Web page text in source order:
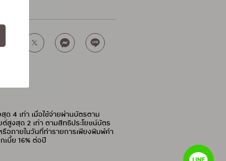
4 เท่า เมื่อใช้จ่ายผ่านบัตรตาม
สูงสุด 2 เท่า ตามสิทธิประโยชน์บัตร
อภายในวันที่ทำรายการเพียงพิมพ์คำ
เบี้ย 16% ต่อปี